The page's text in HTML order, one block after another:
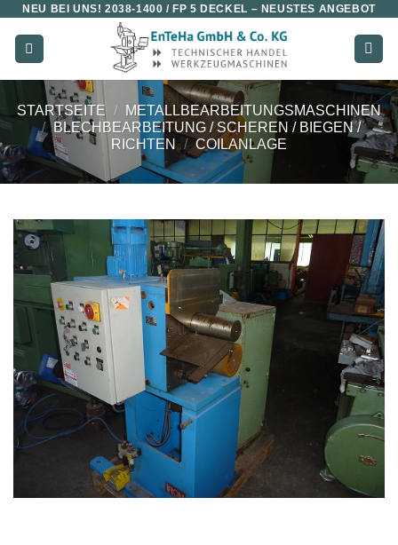
Zum
Inhalt
springen
NEU BEI UNS!2038-1400 / FP 5 DECKEL – NEUSTES ANGEBOT
STARTSEITE /
METALLBEARBEITUNGSMASCHINEN
/
BLECHBEARBEITUNG / SCHEREN / BIEGEN /
RICHTEN / COILANLAGE